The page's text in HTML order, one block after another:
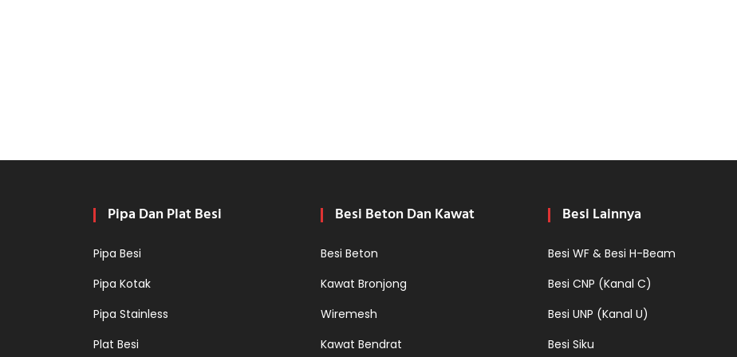
Pipa Dan Plat Besi
Pipa Besi
Pipa Kotak
Pipa Stainless
Plat Besi
Besi Beton Dan Kawat
Besi Beton
Kawat Bronjong
Wiremesh
Kawat Bendrat
Besi Lainnya
Besi WF & Besi H-Beam
Besi CNP (Kanal C)
Besi UNP (Kanal U)
Besi Siku